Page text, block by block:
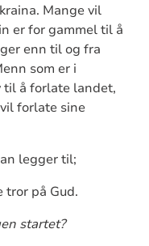
Mange vil
er for gammel til å
enn til og fra
som er i
til å forlate landet,
forlate sine
legger til;
tror på Gud.
startet?